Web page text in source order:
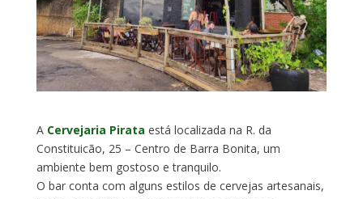
A Cervejaria Pirata está localizada na R. da
Constituicão, 25 – Centro de Barra Bonita, um
ambiente bem gostoso e tranquilo.
O bar conta com alguns estilos de cervejas artesanais,